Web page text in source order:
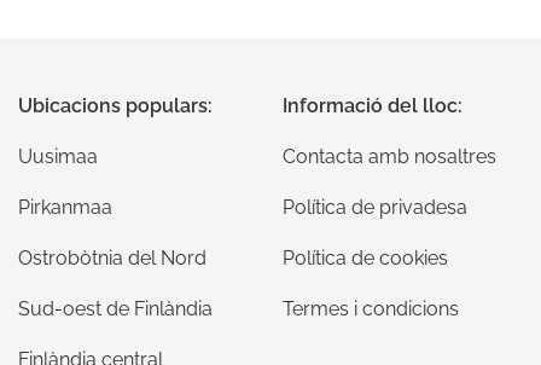
Ubicacions populars:
Uusimaa
Pirkanmaa
Ostrobòtnia del Nord
Sud-oest de Finlàndia
Finlàndia central
Informació del lloc:
Contacta amb nosaltres
Política de privadesa
Política de cookies
Termes i condicions